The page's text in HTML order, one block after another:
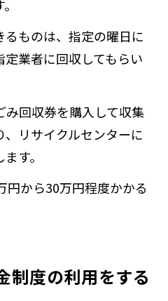
ものは、指定の曜日に
業者に回収してもらい
み回収券を購入して収集
リサイクルセンターに
す。
円から30万円程度かかる
制度の利用をする